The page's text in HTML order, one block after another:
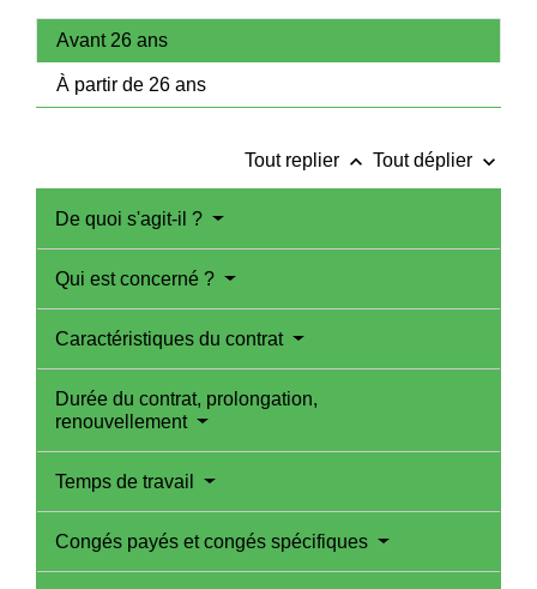
Avant 26 ans
À partir de 26 ans
Tout replier keyboard_arrow_up Tout déplier keyboard_arrow_down
De quoi s'agit-il ?
Qui est concerné ?
Caractéristiques du contrat
Durée du contrat, prolongation,
renouvellement
Temps de travail
Congés payés et congés spécifiques